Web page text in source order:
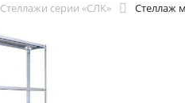
Стеллажи серии «СЛК» Стеллаж